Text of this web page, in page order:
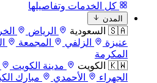
كل الخدمات وتفاصيلها
المدن
🇸🇦 السعودية الرياض
عنيزة
الزلفي المجمعة
المكرمة
🇰🇼 الكويت
مدينة الكويت
الجهراء
الأحمدي مبارك